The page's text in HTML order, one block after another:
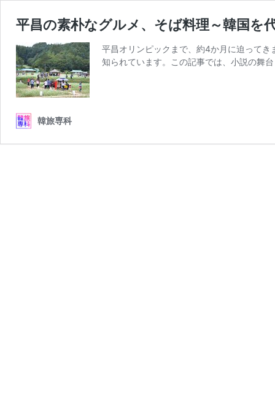
平昌の素朴なグルメ、そば料理～韓国を
平昌オリンピックまで、約4か月に迫って
知られています。この記事では、小説の舞
韓旅専科